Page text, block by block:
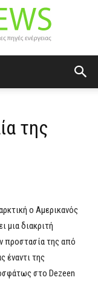
της
ο Αμερικανός
μια διακριτή
προστασία της από
έναντι της
στο Dezeen